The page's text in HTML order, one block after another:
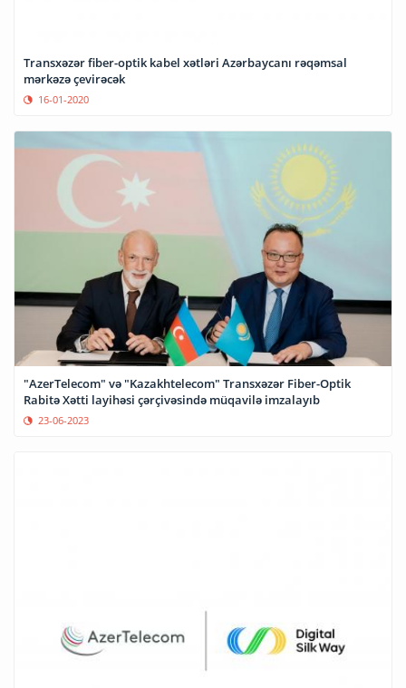
Transxəzər fiber-optik kabel xətləri Azərbaycanı rəqəmsal
mərkəzə çevirəcək
16-01-2020
"AzerTelecom" və "Kazakhtelecom" Transxəzər Fiber-Optik
Rabitə Xətti layihəsi çərçivəsində müqavilə imzalayıb
23-06-2023